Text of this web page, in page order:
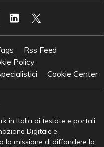
Rss Feed
Policy
Cookie Center
in Italia di testate e portali
Digitale e
la missione di diffondere la